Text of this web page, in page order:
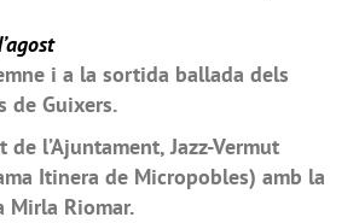
i a la sortida ballada dels
de Guixers.
l’Ajuntament, Jazz-Vermut
Itinera de Micropobles) amb la
Mirla Riomar.